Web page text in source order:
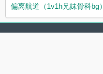
偏离航道（1v1h兄妹骨科bg）